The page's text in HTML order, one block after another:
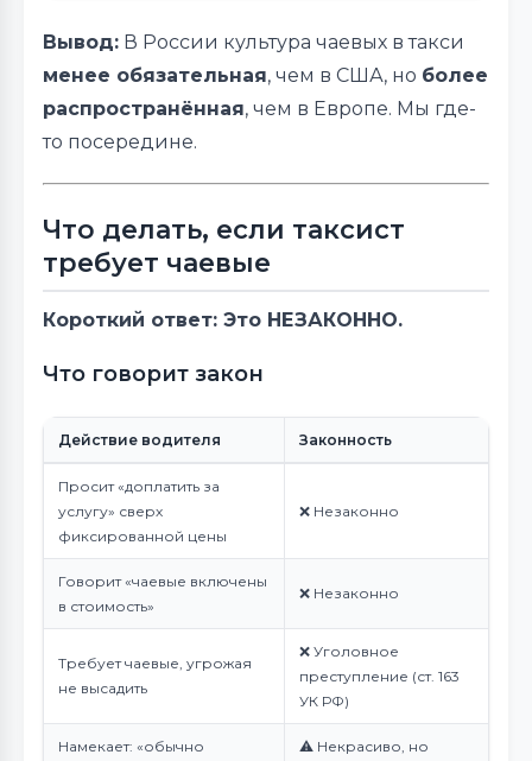
Вывод: В России культура чаевых в такси
менее обязательная, чем в США, но более
распространённая, чем в Европе. Мы где-
то посередине.
Что делать, если таксист
требует чаевые
Короткий ответ: Это НЕЗАКОННО.
Что говорит закон
Действие водителя Законность
Просит «доплатить за
услугу» сверх
фиксированной цены
❌ Незаконно
Говорит «чаевые включены
в стоимость»
❌ Незаконно
Требует чаевые, угрожая
не высадить
❌ Уголовное
преступление (ст. 163
УК РФ)
Намекает: «обычно
⚠️ Некрасиво, но